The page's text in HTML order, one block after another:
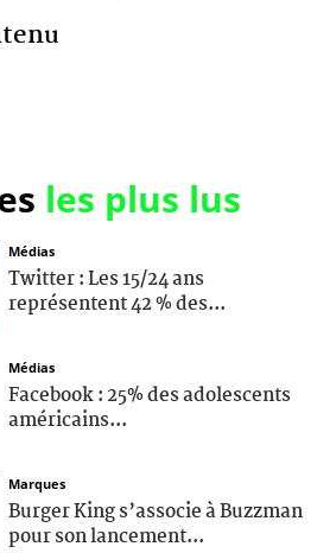
les plus lus
Médias
Twitter : Les 15/24 ans
représentent 42 % des...
Médias
Facebook : 25% des adolescents
américains...
Marques
Burger King s’associe à Buzzman
pour son lancement...